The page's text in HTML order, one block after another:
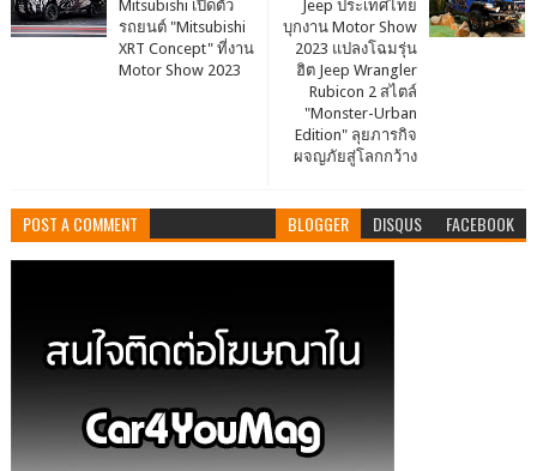
Jeep ประเทศไทย
บุกงาน Motor Show
2023 แปลงโฉมรุ่น
ฮิต Jeep Wrangler
Rubicon 2 สไตล์
"Monster-Urban
Edition" ลุยภารกิจ
ผจญภัยสู่โลกกว้าง
Mitsubishi เปิดตัว
รถยนต์ "Mitsubishi
XRT Concept" ที่งาน
Motor Show 2023
POST A COMMENT BLOGGER DISQUS FACEBOOK